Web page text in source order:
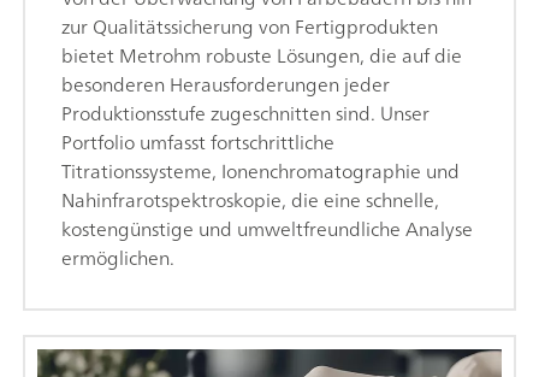
zur Qualitätssicherung von Fertigprodukten
bietet Metrohm robuste Lösungen, die auf die
besonderen Herausforderungen jeder
Produktionsstufe zugeschnitten sind. Unser
Portfolio umfasst fortschrittliche
Titrationssysteme, Ionenchromatographie und
Nahinfrarotspektroskopie, die eine schnelle,
kostengünstige und umweltfreundliche Analyse
ermöglichen.